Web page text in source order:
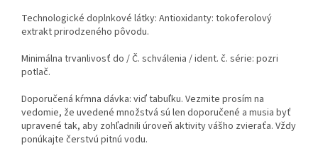
Technologické doplnkové látky: Antioxidanty: tokoferolový
extrakt prirodzeného pôvodu.
Minimálna trvanlivosť do / Č. schválenia / ident. č. série: pozri
potlač.
Doporučená kŕmna dávka: viď tabuľku. Vezmite prosím na
vedomie, že uvedené množstvá sú len doporučené a musia byť
upravené tak, aby zohľadnili úroveň aktivity vášho zvieraťa. Vždy
ponúkajte čerstvú pitnú vodu.